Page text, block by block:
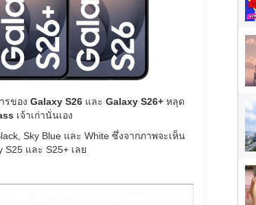
รของ Galaxy S26 และ Galaxy S26+ หลุด
เจ้าเก่านั่นเอง
Sky Blue และ White ซึ่งจากภาพจะเห็น
และ S25+ เลย